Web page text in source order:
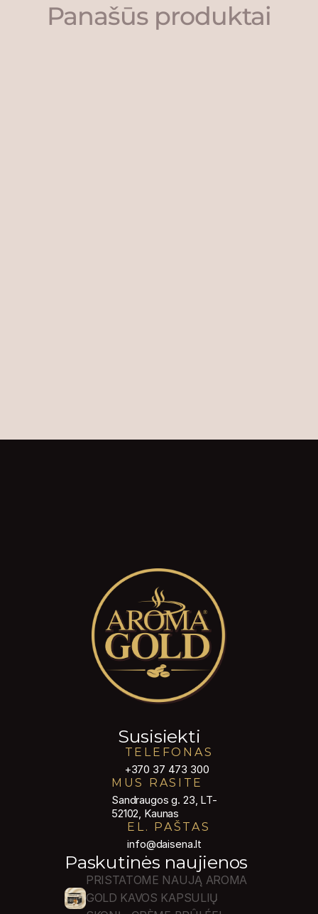
Panašūs produktai
Susisiekti
TELEFONAS
+370 37 473 300
MUS RASITE
Sandraugos g. 23, LT-
52102, Kaunas
EL. PAŠTAS
info@daisena.lt
Paskutinės naujienos
PRISTATOME NAUJĄ AROMA
GOLD KAVOS KAPSULIŲ